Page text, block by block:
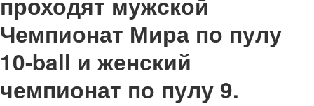
Чемпионат Мира по пулу
10-ball и женский
чемпионат по пулу 9.